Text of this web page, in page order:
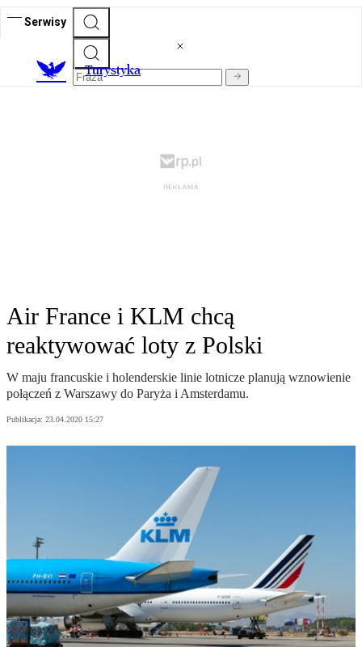
Serwisy
Turystyka
Air France i KLM chcą
reaktywować loty z Polski
W maju francuskie i holenderskie linie lotnicze planują wznowienie
połączeń z Warszawy do Paryża i Amsterdamu.
Publikacja: 23.04.2020 15:27